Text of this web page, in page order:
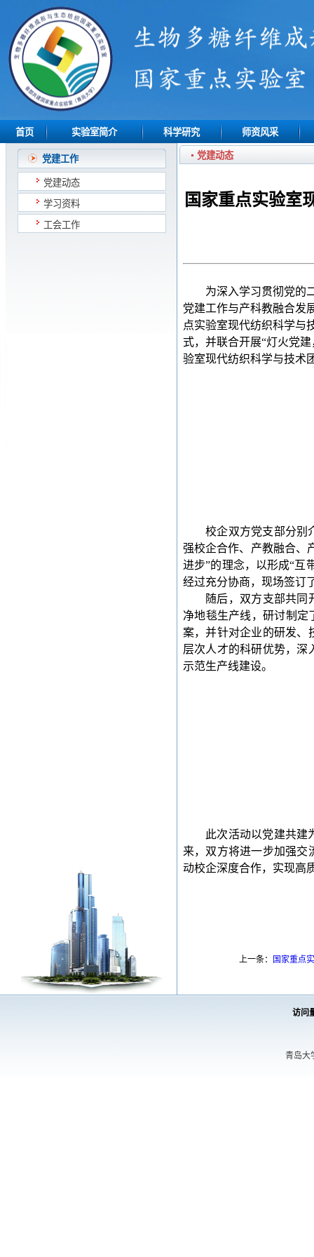
首页 实验室简介 科学研究 师资风采
党建工作
党建动态
学习资料
工会工作
党建动态
国家重点实验室
为深入学习贯彻党的
党建工作与产科教融合发
点实验室现代纺织科学与
式，并联合开展“灯火党
验室现代纺织科学与技术
校企双方党支部分别
强校企合作、产教融合、
进步”的理念，以形成“互
经过充分协商，现场签订
随后，双方支部共同
净地毯生产线，研讨制定
案，并针对企业的研发、
层次人才的科研优势，深
示范生产线建设。
此次活动以党建共建
来，双方将进一步加强交
动校企深度合作，实现高
上一条： 国家重点
访问
青岛大